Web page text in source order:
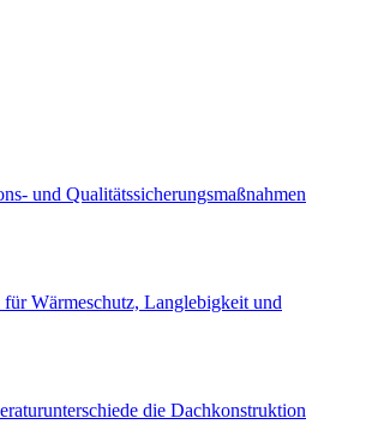
und Qualitätssicherungsmaßnahmen
Wärmeschutz, Langlebigkeit und
die Dachkonstruktion